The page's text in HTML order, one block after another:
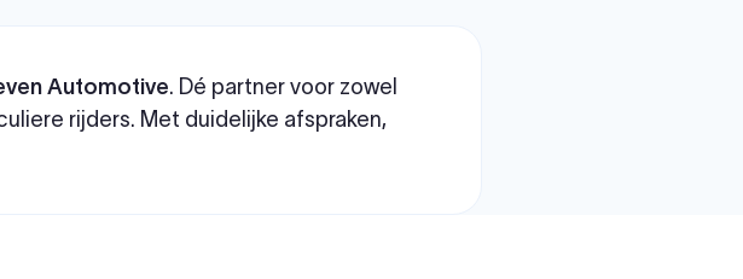
Automotive. Dé partner voor zowel
rijders. Met duidelijke afspraken,